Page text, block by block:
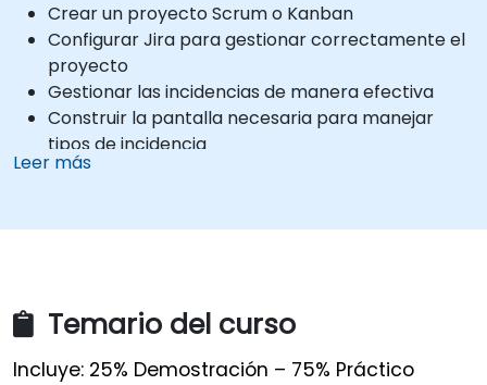
Crear un proyecto Scrum o Kanban
Configurar Jira para gestionar correctamente el
proyecto
Gestionar las incidencias de manera efectiva
Construir la pantalla necesaria para manejar
tipos de incidencia
Crear flujos de trabajo y tableros, y entender su
Leer más
Temario del curso
Incluye: 25% Demostración – 75% Práctico